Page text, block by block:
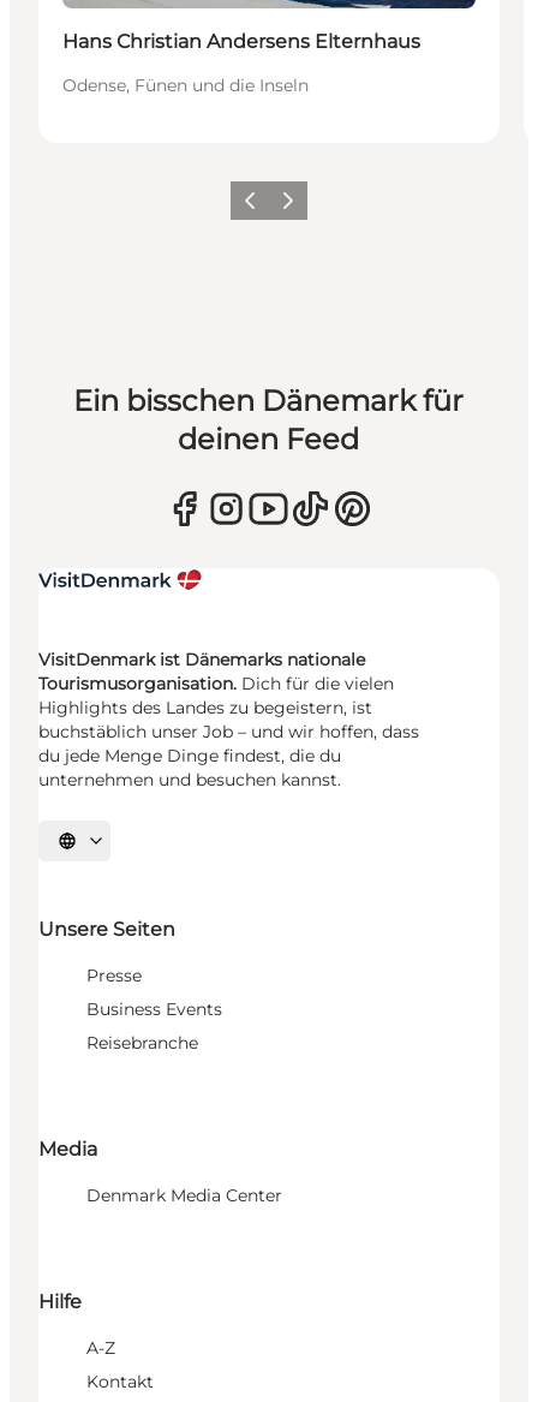
Hans Christian Andersens Elternhaus
Odense, Fünen und die Inseln
ZurückWeiter
Ein bisschen Dänemark für
deinen Feed
VisitDenmark ist Dänemarks nationale
Tourismusorganisation. Dich für die vielen
Highlights des Landes zu begeistern, ist
buchstäblich unser Job – und wir hoffen, dass
du jede Menge Dinge findest, die du
unternehmen und besuchen kannst.
Sprache auswählen
Unsere Seiten
Presse
Business Events
Reisebranche
Media
Denmark Media Center
Hilfe
A-Z
Kontakt